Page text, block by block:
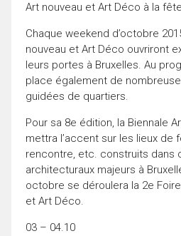
Art nouveau et Art Déco à la
Chaque weekend d’octobre
nouveau et Art Déco ouvriront
leurs portes à Bruxelles. Au
place également de
guidées de quartiers.
Pour sa 8e édition, la Biennale
mettra l’accent sur les lieux de
rencontre, etc. construits dans
architecturaux majeurs à
octobre se déroulera la 2e
et Art Déco.
03 – 04.10